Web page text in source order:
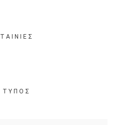
ΤΑΙΝΙΕΣ
ΤΥΠΟΣ